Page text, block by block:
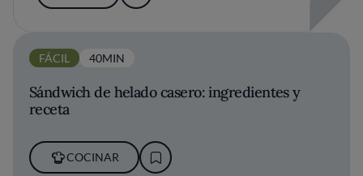
FÁCIL 40MIN
Sándwich de helado casero: ingredientes y
receta
COCINAR